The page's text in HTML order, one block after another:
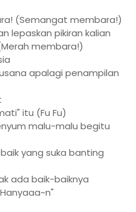
(Semangat membara!)
lepaskan pikiran kalian
membara!)
apalagi penampilan
itu (Fu Fu)
malu-malu begitu
yang suka banting
ada baik-baiknya